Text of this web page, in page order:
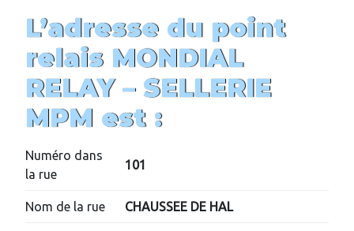
L’adresse du point
relais MONDIAL
RELAY – SELLERIE
MPM est :
Numéro dans
la rue
101
Nom de la rue CHAUSSEE DE HAL